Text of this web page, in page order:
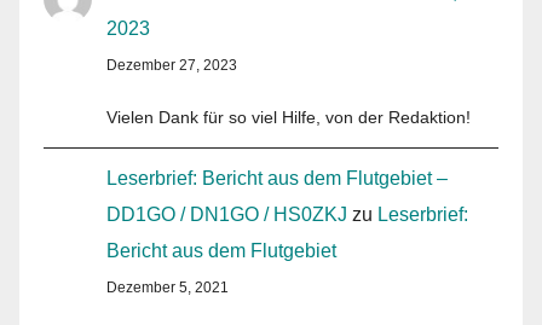
2023
Dezember 27, 2023
Vielen Dank für so viel Hilfe, von der Redaktion!
Leserbrief: Bericht aus dem Flutgebiet –
DD1GO / DN1GO / HS0ZKJ zu Leserbrief:
Bericht aus dem Flutgebiet
Dezember 5, 2021